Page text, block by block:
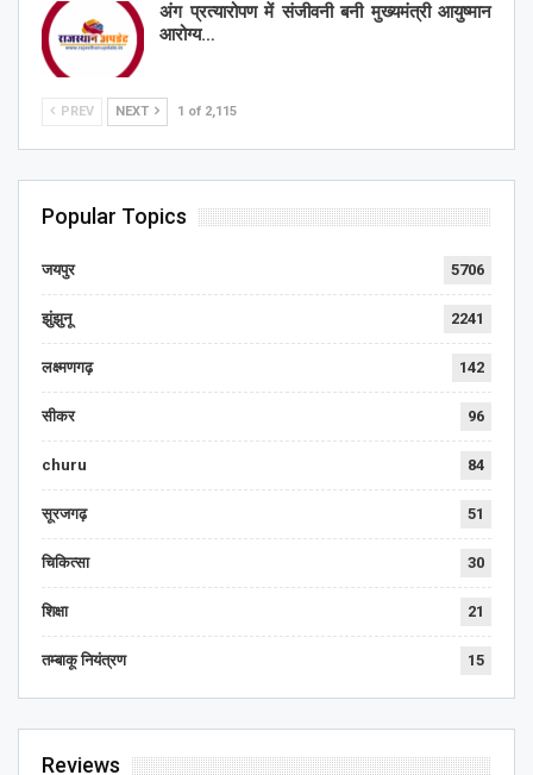
अंग प्रत्यारोपण में संजीवनी बनी मुख्यमंत्री आयुष्मान
आरोग्य…
PREV NEXT 1 of 2,115
Popular Topics
जयपुर 5706
झुंझुनू 2241
लक्ष्मणगढ़ 142
सीकर 96
churu 84
सूरजगढ़ 51
चिकित्सा 30
शिक्षा 21
तम्बाकू नियंत्रण 15
Reviews